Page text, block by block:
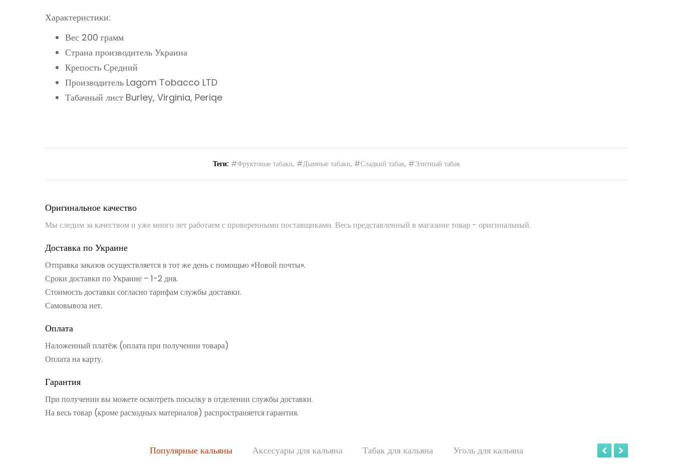
Характеристики:
Вес 200 грамм
Страна производитель Украина
Крепость Средний
Производитель Lagom Tobacco LTD
Табачный лист Burley, Virginia, Periqe
Теги: #Фруктовые табаки, #Дымные табаки, #Сладкий табак, #Элитный табак
Оригинальное качество
Мы следим за качеством и уже много лет работаем с проверенными поставщиками. Весь представленный в магазине товар - оригинальный.
Доставка по Украине
Отправка заказов осуществляется в тот же день с помощью «Новой почты».
Сроки доставки по Украине – 1-2 дня.
Стоимость доставки согласно тарифам службы доставки.
Самовывоза нет.
Оплата
Наложенный платёж (оплата при получении товара)
Оплата на карту.
Гарантия
При получении вы можете осмотреть посылку в отделении службы доставки.
На весь товар (кроме расходных материалов) распространяется гарантия.
Популярные кальяны Аксесуары для кальяна Табак для кальяна Уголь для кальяна